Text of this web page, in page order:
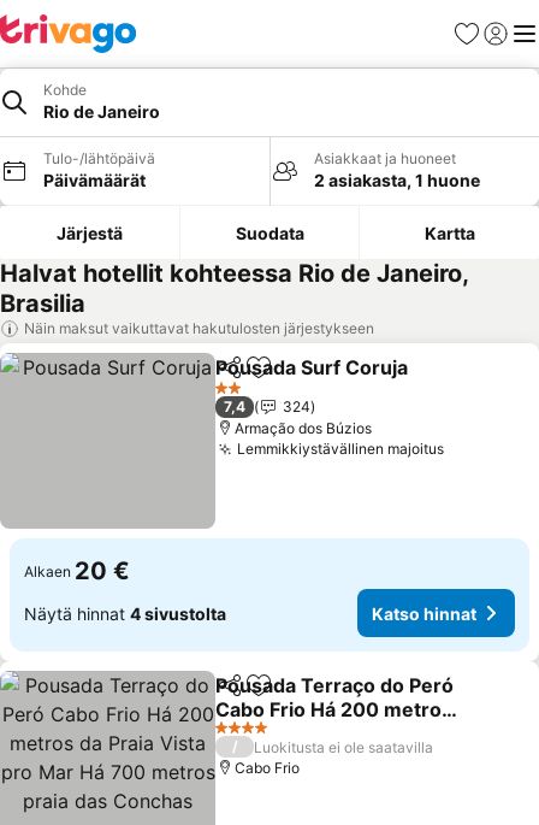
Suosikit
Kohde
Rio de Janeiro
Tulo-/lähtöpäivä
Päivämäärät
Asiakkaat ja huoneet
2 asiakasta, 1 huone
Järjestä Suodata Kartta
Halvat hotellit kohteessa Rio de Janeiro,
Brasilia
Näin maksut vaikuttavat hakutulosten järjestykseen
Jaa Lisää suosikkeihin
Pousada Surf Coruja
2 Tähtiluokitus
7,4
324
Armação dos Búzios
Lemmikkiystävällinen majoitusKatso
Alkaen 20 €
Näytä hinnat 4 sivustolta Katso hinnat
Jaa Lisää suosikkeihin
Pousada Terraço do Peró
Cabo Frio Há 200 metros
da Praia Vista pro Mar Há
700 metros praia das
Conchas
Katso hinnat
4 Tähtiluokitus
/
Luokitusta ei ole saatavilla
Cabo Frio